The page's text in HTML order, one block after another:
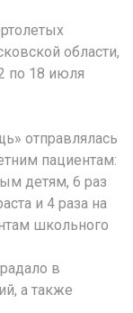
области,
по 18 июля
отправлялась
пациентам:
детям, 6 раз
и 4 раза на
школьного
в
а также